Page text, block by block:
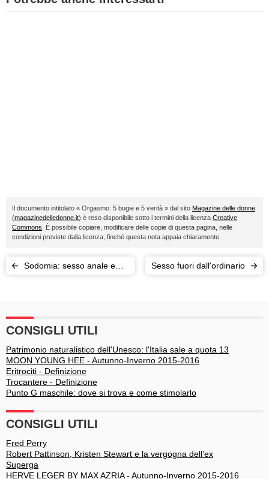
Il documento intitolato « Orgasmo: 5 bugie e 5 verità » dal sito Magazine delle donne
(magazinedelledonne.it) è reso disponibile sotto i termini della licenza Creative
Commons . È possibile copiare, modificare delle copie di questa pagina, nelle
condizioni previste dalla licenza, finché questa nota appaia chiaramente.
Sodomia: sesso anale e
Sesso fuori dall'ordinario
CONSIGLI UTILI
Patrimonio naturalistico dell'Unesco: l'Italia sale a quota 13
MOON YOUNG HEE - Autunno-Inverno 2015-2016
Eritrociti - Definizione
Trocantere - Definizione
Punto G maschile: dove si trova e come stimolarlo
CONSIGLI UTILI
Fred Perry
Robert Pattinson, Kristen Stewart e la vergogna dell’ex
Superga
HERVE LEGER BY MAX AZRIA - Autunno-Inverno 2015-2016